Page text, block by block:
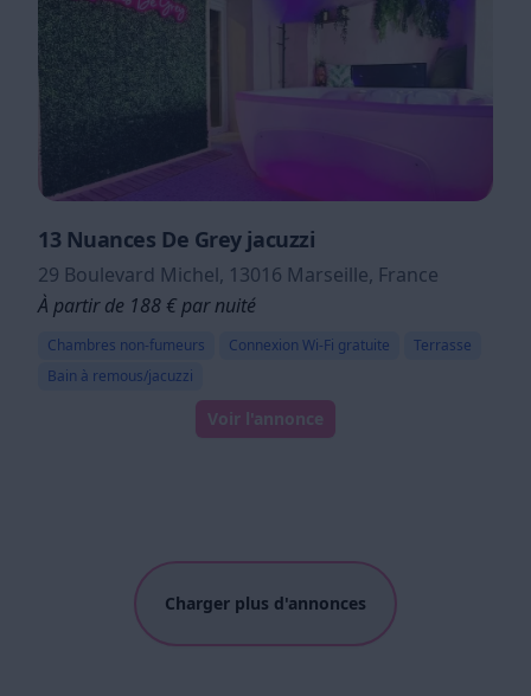
13 Nuances De Grey jacuzzi
29 Boulevard Michel, 13016 Marseille, France
À partir de 188 € par nuité
Chambres non-fumeurs Connexion Wi-Fi gratuite
Terrasse
Bain à remous/jacuzzi
Voir l'annonce
Charger plus d'annonces